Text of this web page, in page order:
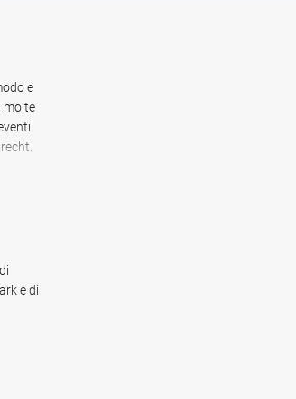
e
molte
di
e di